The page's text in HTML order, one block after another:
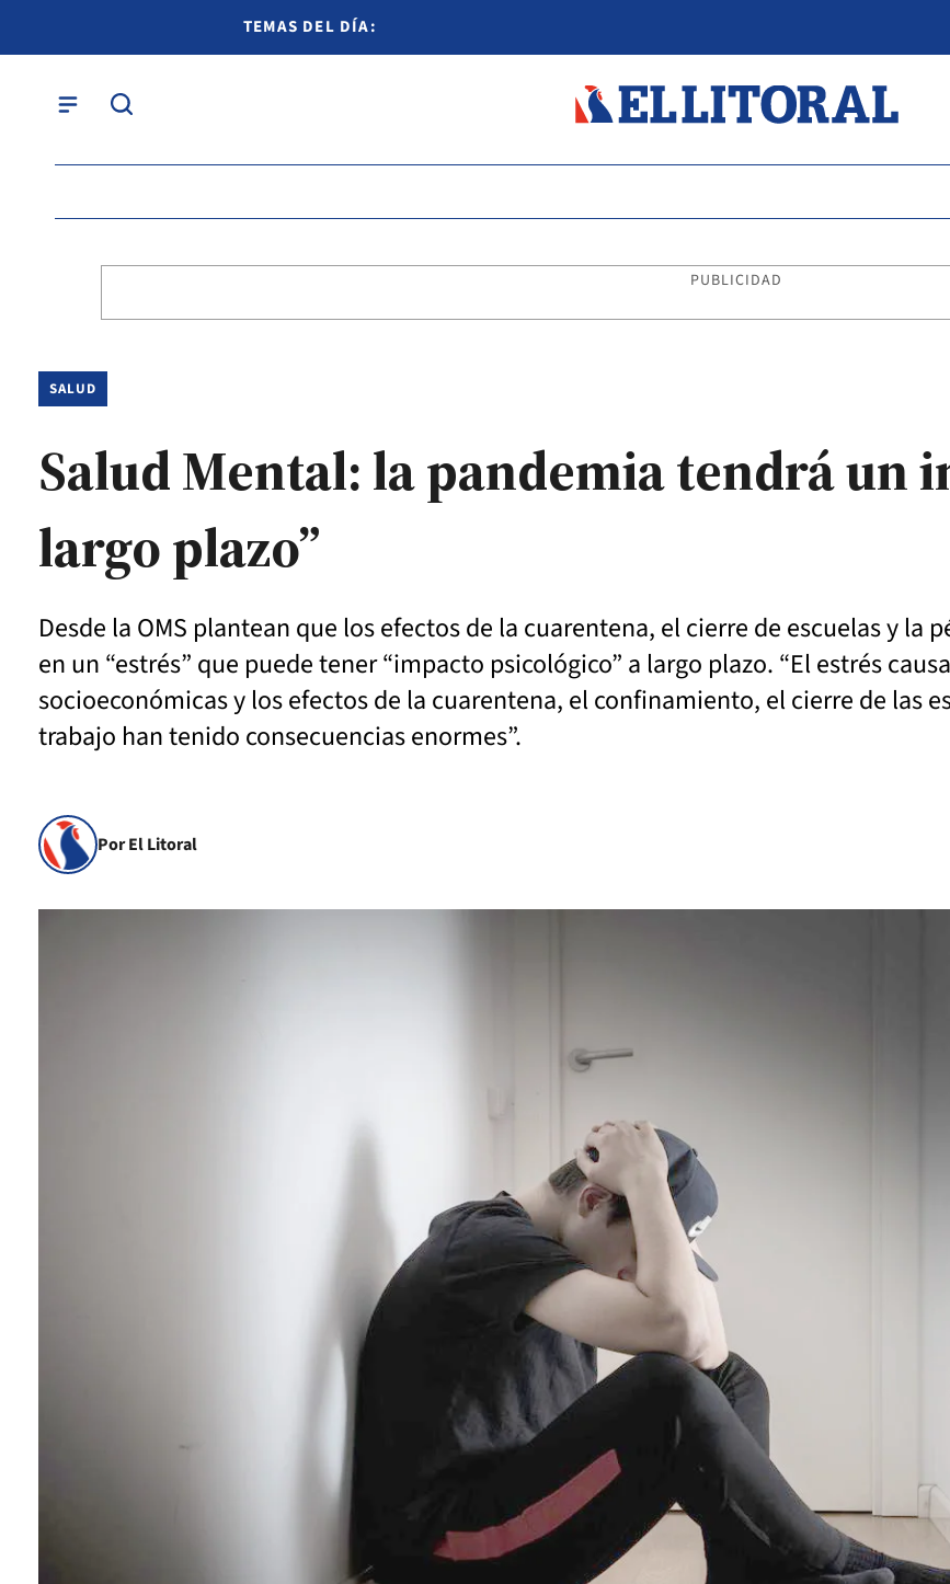
TEMAS DEL DÍA:
PUBLICIDAD
SALUD
Salud Mental: la pandemia tendrá un
largo plazo”
Desde la OMS plantean que los efectos de la cuarentena, el cierre de escuelas y la
en un “estrés” que puede tener “impacto psicológico” a largo plazo. “El estrés
socioeconómicas y los efectos de la cuarentena, el confinamiento, el cierre de las
trabajo han tenido consecuencias enormes”.
Por El Litoral